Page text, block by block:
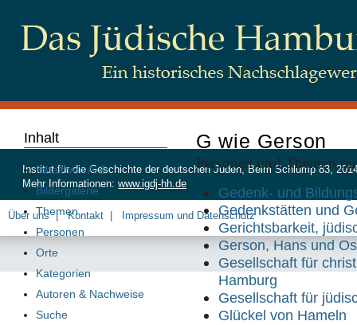
G wie Gerson
Personen und Themen
Gedenk- und
Gedenkstätten und
Gerichtsbarkeit,
Gerson, Hans und
Gesellschaft für
Hamburg
Gesellschaft für
Glückel von Hameln
Inhalt
Inhalt von A-Z
Bildergalerie
Themen
Personen
Orte
Kategorien
Autoren & Nachweise
Suche
Institut für die Geschichte der deutschen Juden, Beim Schlump 83,
Mehr Informationen: www.igdj-hh.de
Über uns Kontakt Impressum und Datenschutz